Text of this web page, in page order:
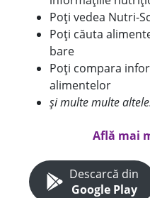
Poți vedea Nutri-
Poți căuta
bare
Poți compara
alimentelor
și multe multe
Află mai
Descarcă din
Google Play